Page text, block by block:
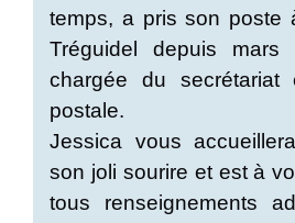
temps, a pris son poste
Tréguidel depuis
chargée du
postale.
Jessica vous
son joli sourire et est à
tous renseignements